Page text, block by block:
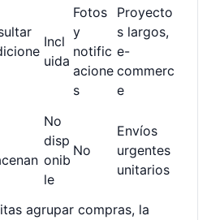
Incl
uida
Fotos
y
notific
acione
s
Proyecto
s largos,
e-
commerc
e
No
disp
onib
le
No
Envíos
urgentes
unitarios
agrupar compras, la